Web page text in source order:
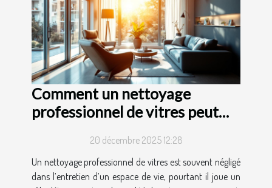
Comment un nettoyage
professionnel de vitres peut
20 décembre 2025 12:28
Un nettoyage professionnel de vitres est souvent négligé
dans l’entretien d’un espace de vie, pourtant il joue un